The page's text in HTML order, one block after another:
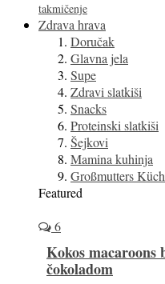
takmičenje
Zdrava hrava
Doručak
Glavna jela
Supe
Zdravi slatkiši
Snacks
Proteinski slatkiši
Šejkovi
Mamina kuhinja
Großmutters
Featured
6
Kokos macaroons
čokoladom